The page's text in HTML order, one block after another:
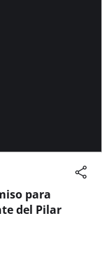
para
del Pilar